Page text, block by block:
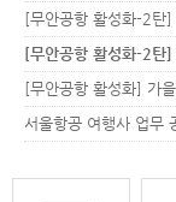
[무안공항 활성화-2탄
[무안공항 활성화-2
서울항공 여행사 업무